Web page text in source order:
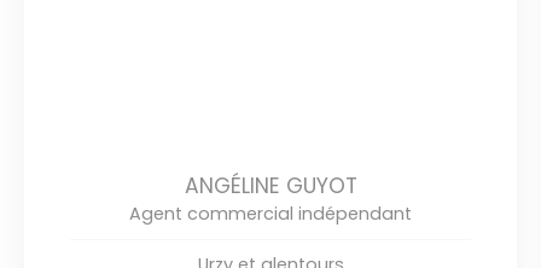
ANGÉLINE GUYOT
Agent commercial indépendant